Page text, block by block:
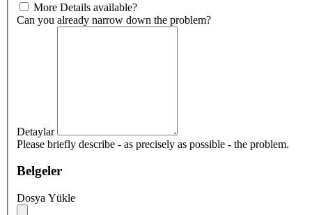
More Details available?
Can you already narrow down the problem?
Detaylar
Please briefly describe - as precisely as possible - the problem.
Belgeler
Dosya Yükle